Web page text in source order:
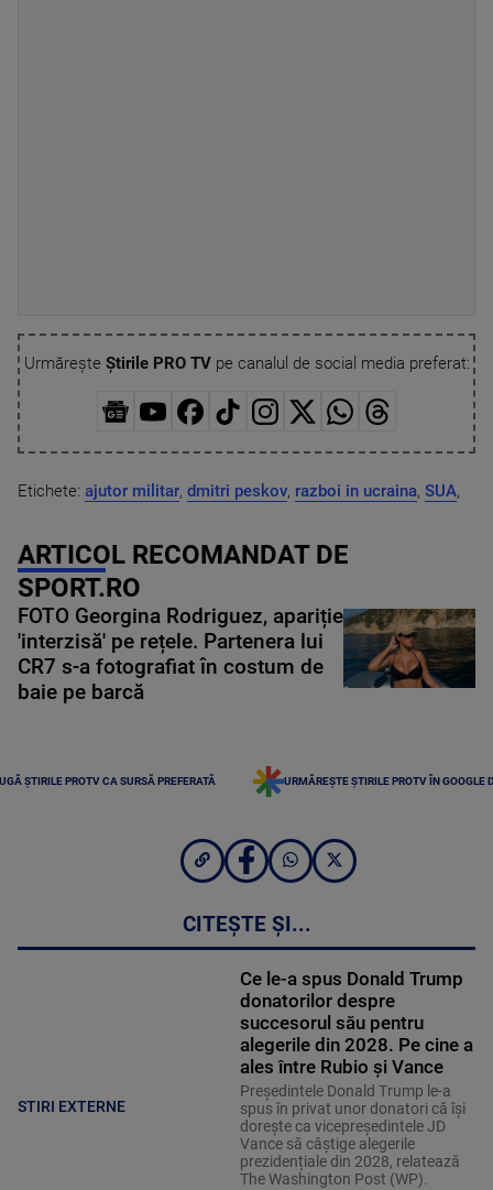
Urmărește Știrile PRO TVpe canalul de social media preferat:
Etichete: ajutor militar, dmitri peskov, razboi in ucraina, SUA,
ARTICOL RECOMANDAT DE
SPORT.RO
FOTO Georgina Rodriguez, apariție
'interzisă' pe rețele. Partenera lui
CR7 s-a fotografiat în costum de
baie pe barcă
ȘTIRILE PROTV CA SURSĂ PREFERATĂ URMĂREȘTE ȘTIRILE PROTV ÎN GOOGLE
CITEȘTE ȘI...
STIRI EXTERNE
Ce le-a spus Donald Trump
donatorilor despre
succesorul său pentru
alegerile din 2028. Pe cine a
ales între Rubio și Vance
Președintele Donald Trump le-a
spus în privat unor donatori că își
dorește ca vicepreședintele JD
Vance să câștige alegerile
prezidențiale din 2028, relatează
The Washington Post (WP).